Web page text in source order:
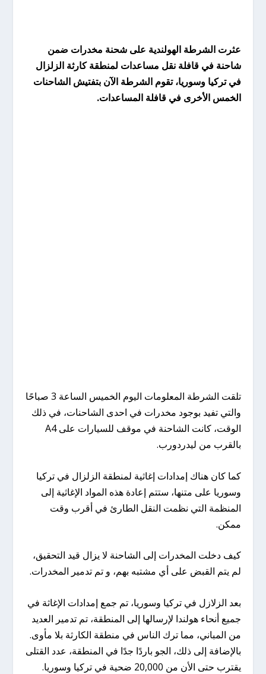
عثرت الشرطة الهولندية على شحنة مخدرات ضمن
شاحنة في قافلة نقل مساعدات لمنطقة كارثة الزلزال
في تركيا وسوريا، تقوم الشرطة الآن بتفتيش الشاحنات
الخمس الأخرى في قافلة المساعدات.
تلقت الشرطة المعلومات اليوم الخميس الساعة 3 صباحًا
والتي تفيد بوجود مخدرات في احدى الشاحنات، في ذلك
الوقت، كانت الشاحنة في موقف للسيارات على A4
بالقرب من ليدردورب.
كما كان هناك إمدادات إغاثية لمنطقة الزلزال في تركيا
وسوريا على متنها، ستتم إعادة هذه المواد الإغاثية إلى
المنظمة التي نظمت النقل الطارئ في أقرب وقت
ممكن.
كيف دخلت المخدرات إلى الشاحنة لا يزال قيد التحقيق،
لم يتم القبض على أي مشتبه بهم، و تم تدمير المخدرات.
بعد الزلازل في تركيا وسوريا، تم جمع إمدادات الإغاثة في
جميع أنحاء هولندا لإرسالها إلى المنطقة، تم تدمير العديد
من المباني، مما ترك الناس في منطقة الكارثة بلا مأوى.
بالإضافة إلى ذلك، الجو باردًا جدًا في المنطقة، عدد القتلى
يقترب حتى الأن من 20,000 ضحية في تركيا وسوريا.